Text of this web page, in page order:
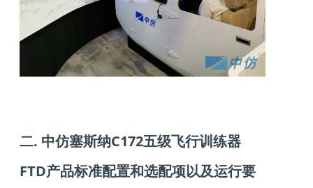
二. 中仿塞斯纳C172五级飞行训练器
FTD产品标准配置和选配项以及运行要